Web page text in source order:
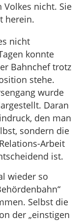
nicht. Sie
herein.
nicht
konnte
Bahnchef trotz
stehe.
wurde
Daran
den man
sondern die
Arbeit
ist.
wieder so
Selbst die
der „einstigen